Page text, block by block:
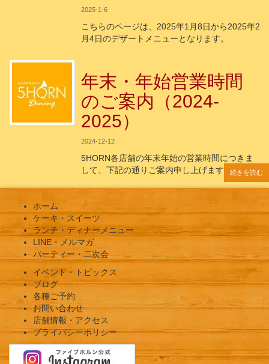
続きを読む
続きを読む
続きを読む
2025-1-6
こちらのページは、2025年1月8日から2025年2
月4日のデザートメニューとなります。
続きを読む
年末・年始営業時間
のご案内（2024-
2025）
2024-12-12
5HORN各店舗の年末年始の営業時間につきま
して、下記の通りご案内申し上げます。 年続きを読む
ホーム
ケーキ・スイーツ
ランチ・ディナーメニュー
LINE・メルマガ
パーティー・二次会
イベント・トピックス
ブログ
各種ご予約
お問い合わせ
店舗情報・アクセス
プライバシーポリシー